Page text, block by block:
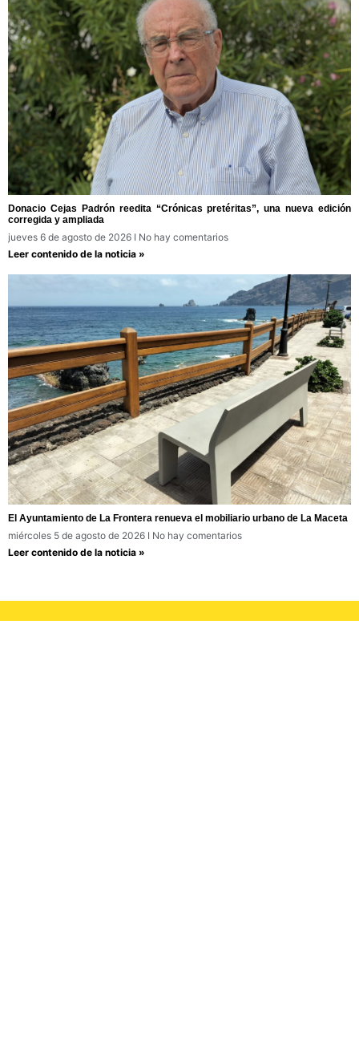
Donacio Cejas Padrón reedita “Crónicas pretéritas”, una nueva edición
corregida y ampliada
jueves 6 de agosto de 2026
No hay comentarios
Leer contenido de la noticia »
El Ayuntamiento de La Frontera renueva el mobiliario urbano de La Maceta
miércoles 5 de agosto de 2026
No hay comentarios
Leer contenido de la noticia »